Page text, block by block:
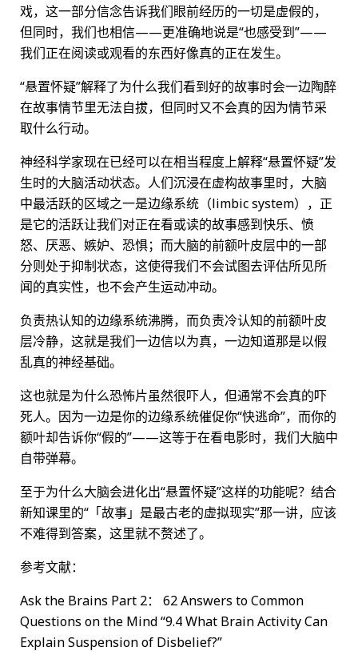
戏，这一部分信念告诉我们眼前经历的一切是虚假的，
但同时，我们也相信——更准确地说是“也感受到”——
我们正在阅读或观看的东西好像真的正在发生。
“悬置怀疑”解释了为什么我们看到好的故事时会一边陶醉
在故事情节里无法自拔，但同时又不会真的因为情节采
取什么行动。
神经科学家现在已经可以在相当程度上解释“悬置怀疑”发
生时的大脑活动状态。人们沉浸在虚构故事里时，大脑
中最活跃的区域之一是边缘系统（limbic system），正
是它的活跃让我们对正在看或读的故事感到快乐、愤
怒、厌恶、嫉妒、恐惧；而大脑的前额叶皮层中的一部
分则处于抑制状态，这使得我们不会试图去评估所见所
闻的真实性，也不会产生运动冲动。
负责热认知的边缘系统沸腾，而负责冷认知的前额叶皮
层冷静，这就是我们一边信以为真，一边知道那是以假
乱真的神经基础。
这也就是为什么恐怖片虽然很吓人，但通常不会真的吓
死人。因为一边是你的边缘系统催促你“快逃命”，而你的
额叶却告诉你“假的”——这等于在看电影时，我们大脑中
自带弹幕。
至于为什么大脑会进化出“悬置怀疑”这样的功能呢？结合
新知课里的“「故事」是最古老的虚拟现实”那一讲，应该
不难得到答案，这里就不赘述了。
参考文献：
Ask the Brains Part 2： 62 Answers to Common
Questions on the Mind “9.4 What Brain Activity Can
Explain Suspension of Disbelief?”